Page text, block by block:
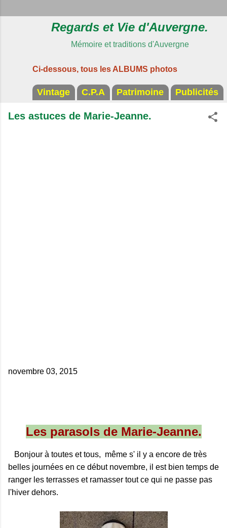
Regards et Vie d'Auvergne.
Mémoire et traditions d'Auvergne
Ci-dessous, tous les ALBUMS photos
Vintage C.P.A Patrimoine Publicités
Les astuces de Marie-Jeanne.
novembre 03, 2015
Les parasols de Marie-Jeanne.
Bonjour à toutes et tous, même s' il y a encore de très
belles journées en ce début novembre, il est bien temps de
ranger les terrasses et ramasser tout ce qui ne passe pas
l'hiver dehors.